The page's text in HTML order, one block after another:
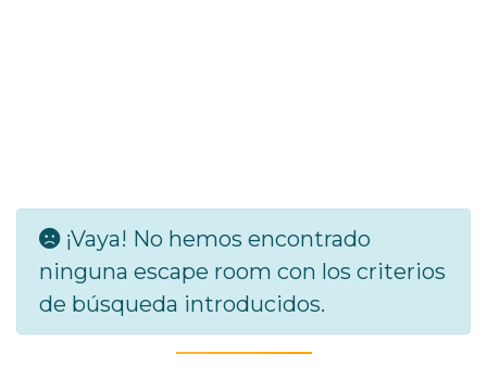
¡Vaya! No hemos encontrado
ninguna escape room con los criterios
de búsqueda introducidos.